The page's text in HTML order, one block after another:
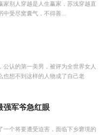
家别人穿越是人生赢家，苏浅穿越直
中受尽窝囊气，不得善...
公认的第一美男，被评为全世界女人
也想不到这样的人物成了自己老
强军爷急红眼
一个将要遭受迫害，面临下乡窘境的